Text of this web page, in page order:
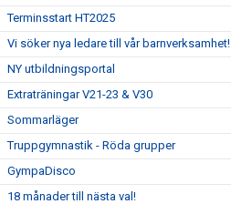
Terminsstart HT2025
Vi söker nya ledare till vår barnverksamhet!
NY utbildningsportal
Extraträningar V21-23 & V30
Sommarläger
Truppgymnastik - Röda grupper
GympaDisco
18 månader till nästa val!